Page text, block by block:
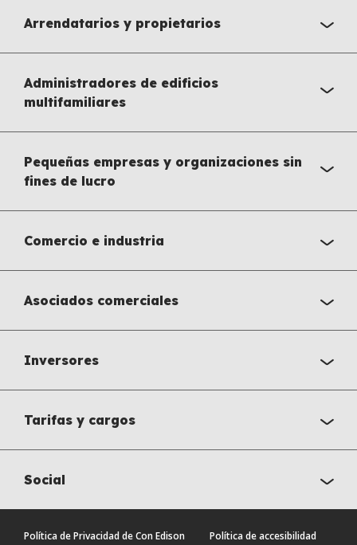
Arrendatarios y propietarios
Administradores de edificios
multifamiliares
Pequeñas empresas y organizaciones sin
fines de lucro
Comercio e industria
Asociados comerciales
Inversores
Tarifas y cargos
Social
Política de Privacidad de Con Edison
Política de accesibilidad